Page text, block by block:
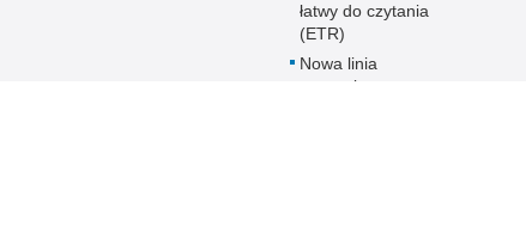
łatwy do czytania
(ETR)
Nowa linia
wsparcia